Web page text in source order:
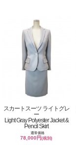
スカートスーツ ライトグレ
ー
Light Gray Polyester Jacket &
Pencil Skirt
通常価格
78,000円(税別)